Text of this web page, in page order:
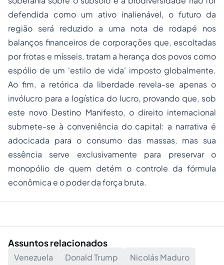
defendida como um ativo inalienável, o futuro da
região será reduzido a uma nota de rodapé nos
balanços financeiros de corporações que, escoltadas
por frotas e mísseis, tratam a herança dos povos como
espólio de um 'estilo de vida' imposto globalmente.
Ao fim, a retórica da liberdade revela-se apenas o
invólucro para a logística do lucro, provando que, sob
este novo Destino Manifesto, o direito internacional
submete-se à conveniência do capital: a narrativa é
adocicada para o consumo das massas, mas sua
essência serve exclusivamente para preservar o
monopólio de quem detém o controle da fórmula
econômica e o poder da força bruta.
Assuntos relacionados
Venezuela Donald Trump Nicolás Maduro